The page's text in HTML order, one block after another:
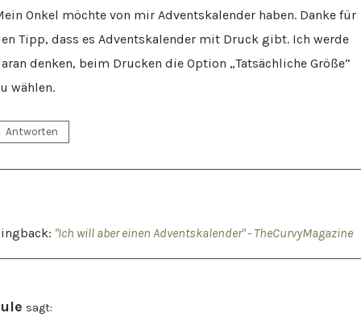
Onkel möchte von mir Adventskalender haben. Danke für
Tipp, dass es Adventskalender mit Druck gibt. Ich werde
denken, beim Drucken die Option „Tatsächliche Größe“
wählen.
Antworten
"Ich will aber einen Adventskalender" - TheCurvyMagazine
sagt: